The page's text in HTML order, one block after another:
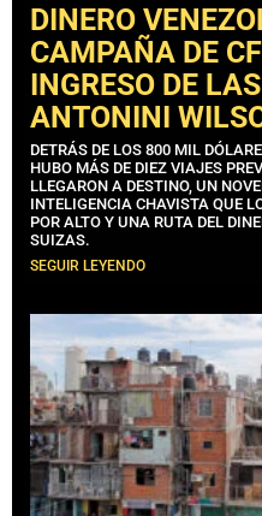
DINERO
CAMPAÑA DE
INGRESO DE
ANTONINI
DETRÁS DE LOS 800 MIL
HUBO MÁS DE DIEZ VIAJES
LLEGARON A DESTINO, UN
INTELIGENCIA CHAVISTA QUE
POR ALTO Y UNA RUTA DEL
SUIZAS.
SEGUIR LEYENDO